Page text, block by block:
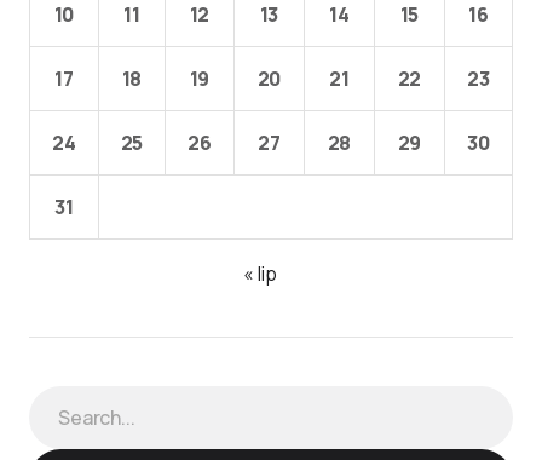
10 11 12 13 14 15 16
17 18 19 20 21 22 23
24 25 26 27 28 29 30
31
« lip